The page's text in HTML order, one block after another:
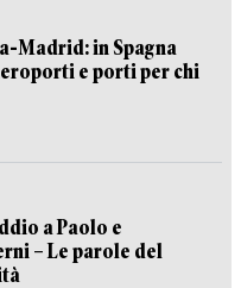
Madrid: in Spagna
e porti per chi
a Paolo e
– Le parole del